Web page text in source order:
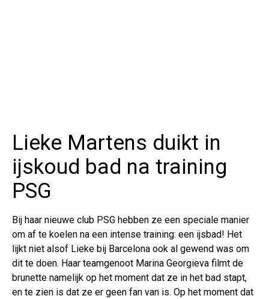
Lieke Martens duikt in
ijskoud bad na training
PSG
Bij haar nieuwe club PSG hebben ze een speciale manier
om af te koelen na een intense training: een ijsbad! Het
lijkt niet alsof Lieke bij Barcelona ook al gewend was om
dit te doen. Haar teamgenoot Marina Georgieva filmt de
brunette namelijk op het moment dat ze in het bad stapt,
en te zien is dat ze er geen fan van is. Op het moment dat